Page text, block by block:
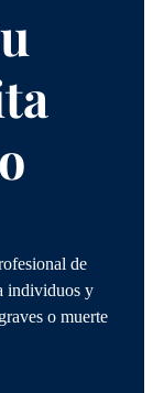
de
individuos y
o muerte